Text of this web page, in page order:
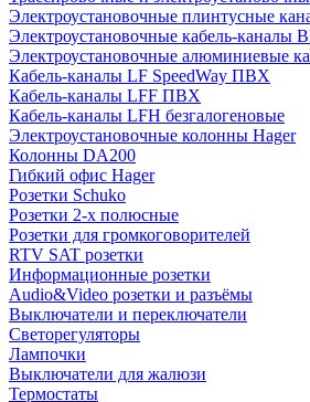
Электроустановочные плинтусные
Электроустановочные кабель-каналы
Электроустановочные алюминиевые
Кабель-каналы LF SpeedWay ПВХ
Кабель-каналы LFF ПВХ
Кабель-каналы LFH безгалогеновые
Электроустановочные колонны Hager
Колонны DA200
Гибкий офис Hager
Розетки Schuko
Розетки 2-х полюсные
Розетки для громкоговорителей
RTV SAT розетки
Информационные розетки
Audio&Video розетки и разъёмы
Выключатели и переключатели
Светорегуляторы
Лампочки
Выключатели для жалюзи
Термостаты